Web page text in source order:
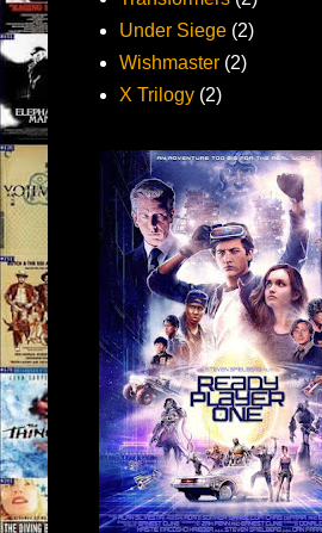
Under Siege (2)
Wishmaster (2)
X Trilogy (2)